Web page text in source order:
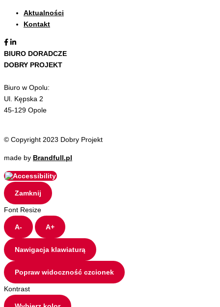
Aktualności
Kontakt
BIURO DORADCZE
DOBRY PROJEKT
Biuro w Opolu:
Ul. Kępska 2
45-129 Opole
© Copyright 2023 Dobry Projekt
made by Brandfull.pl
Zamknij
Font Resize
A- A+
Nawigacja klawiaturą
Popraw widoczność czcionek
Kontrast